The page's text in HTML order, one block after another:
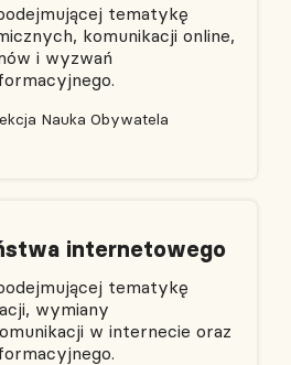
tematykę
komunikacji online,
i wyzwań
Nauka Obywatela
internetowego
tematykę
wymiany
w internecie oraz